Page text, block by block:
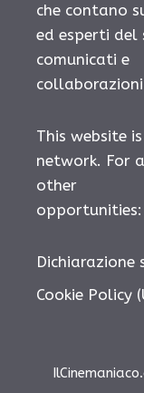
che contano
ed esperti del
comunicati e
This website
network. For
other
Dichiarazione
Cookie Policy